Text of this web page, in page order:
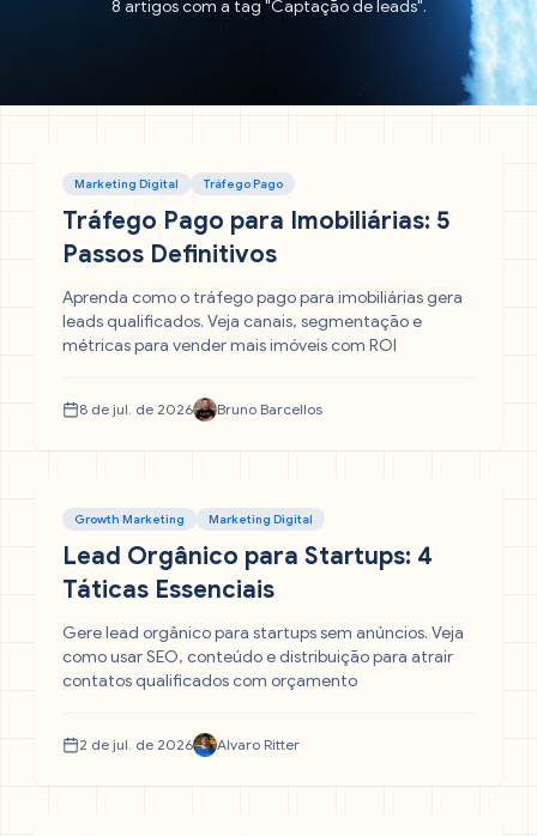
8 artigos com a tag "Captação de leads".
Marketing Digital Tráfego Pago
Tráfego Pago para Imobiliárias: 5
Passos Definitivos
Aprenda como o tráfego pago para imobiliárias gera
leads qualificados. Veja canais, segmentação e
métricas para vender mais imóveis com ROI
8 de jul. de 2026 Bruno Barcellos
Growth Marketing Marketing Digital
Lead Orgânico para Startups: 4
Táticas Essenciais
Gere lead orgânico para startups sem anúncios. Veja
como usar SEO, conteúdo e distribuição para atrair
contatos qualificados com orçamento
2 de jul. de 2026 Alvaro Ritter